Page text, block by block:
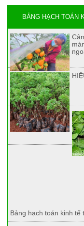
BẢNG HẠCH TOÁN
Bảng hạch toán kinh tế